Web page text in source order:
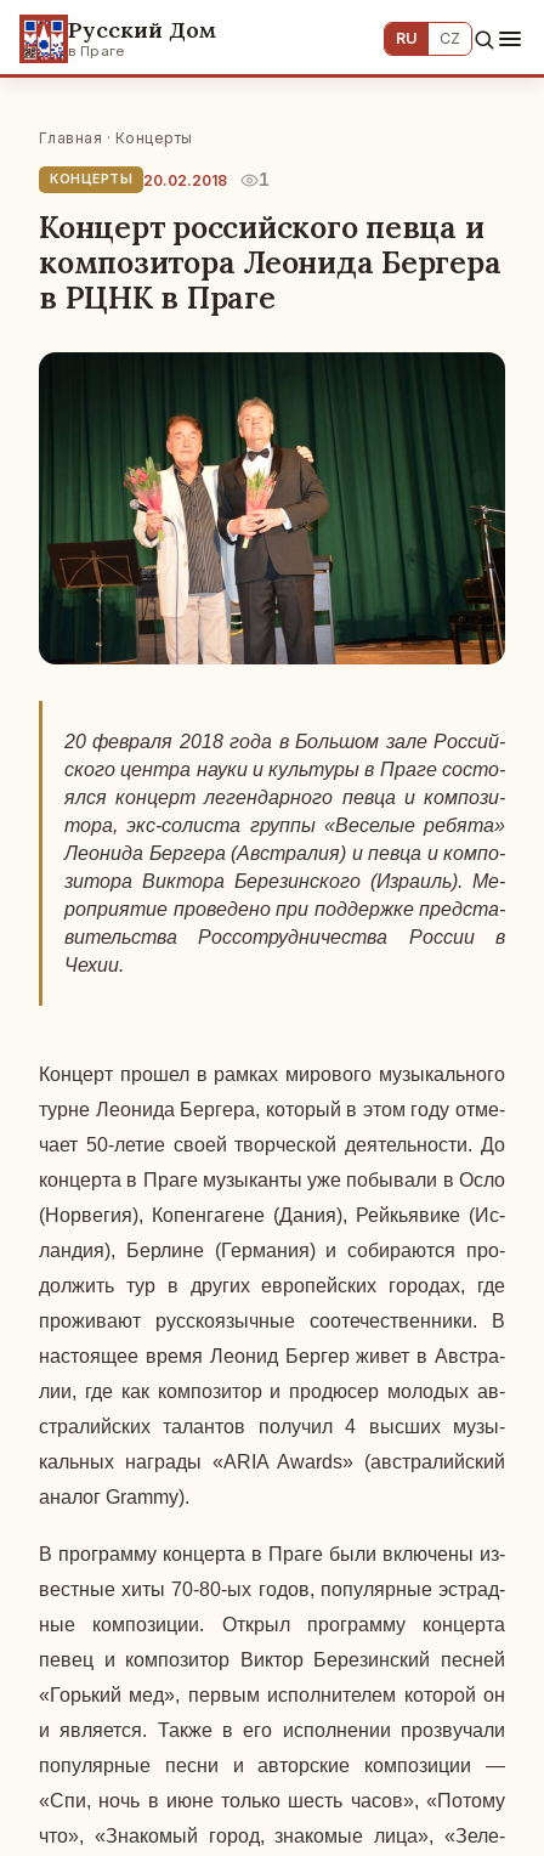
Русский Дом
в Праге
RU CZ
Главная · Концерты
КОНЦЕРТЫ 20.02.2018 1
Концерт российского певца и
композитора Леонида Бергера
в РЦНК в Праге
20 фев­ра­ля 2018 года в Боль­шом зале Рос­сий­
ско­го центра науки и куль­ту­ры в Праге со­сто­
ял­ся кон­церт ле­ген­дар­но­го певца и ком­по­зи­
то­ра, экс-со­ли­ста группы «Ве­се­лые ребята»
Лео­ни­да Бер­ге­ра (Ав­стра­лия) и певца и ком­по­
зи­то­ра Вик­то­ра Бе­ре­зин­ско­го (Из­ра­иль). Ме­
ро­при­я­тие про­ве­де­но при под­держ­ке пред­ста­
ви­тель­ства Рос­со­труд­ни­че­ства России в
Чехии.
Кон­церт прошел в рамках ми­ро­во­го му­зы­каль­но­го
турне Лео­ни­да Бер­ге­ра, ко­то­рый в этом году от­ме­
ча­ет 50-летие своей твор­че­ской де­я­тель­но­сти. До
кон­цер­та в Праге му­зы­кан­ты уже по­бы­ва­ли в Осло
(Нор­ве­гия), Ко­пен­га­гене (Дания), Рейкья­ви­ке (Ис­
лан­дия), Бер­лине (Гер­ма­ния) и со­би­ра­ют­ся про­
дол­жить тур в других ев­ро­пей­ских го­ро­дах, где
про­жи­ва­ют рус­ско­языч­ные со­оте­че­ствен­ни­ки. В
на­сто­я­щее время Леонид Бергер живет в Ав­стра­
лии, где как ком­по­зи­тор и про­дю­сер мо­ло­дых ав­
стра­лий­ских та­лан­тов по­лу­чил 4 высших му­зы­
каль­ных на­гра­ды «АRIA Awards» (ав­стра­лий­ский
аналог Grammy).
В про­грам­му кон­цер­та в Праге были вклю­че­ны из­
вест­ные хиты 70-80-ых годов, по­пу­ляр­ные эст­рад­
ные ком­по­зи­ции. Открыл про­грам­му кон­цер­та
певец и ком­по­зи­тор Виктор Бе­ре­зин­ский песней
«Горь­кий мед», первым ис­пол­ни­те­лем ко­то­рой он
и яв­ля­ет­ся. Также в его ис­пол­не­нии про­зву­ча­ли
по­пу­ляр­ные песни и ав­тор­ские ком­по­зи­ции —
«Спи, ночь в июне только шесть часов», «Потому
что», «Зна­ко­мый город, зна­ко­мые лица», «Зе­ле­